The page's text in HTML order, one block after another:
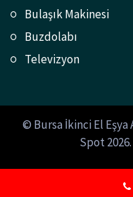
Bulaşık Makinesi
Buzdolabı
Televizyon
© Bursa İkinci El Eşya
Spot